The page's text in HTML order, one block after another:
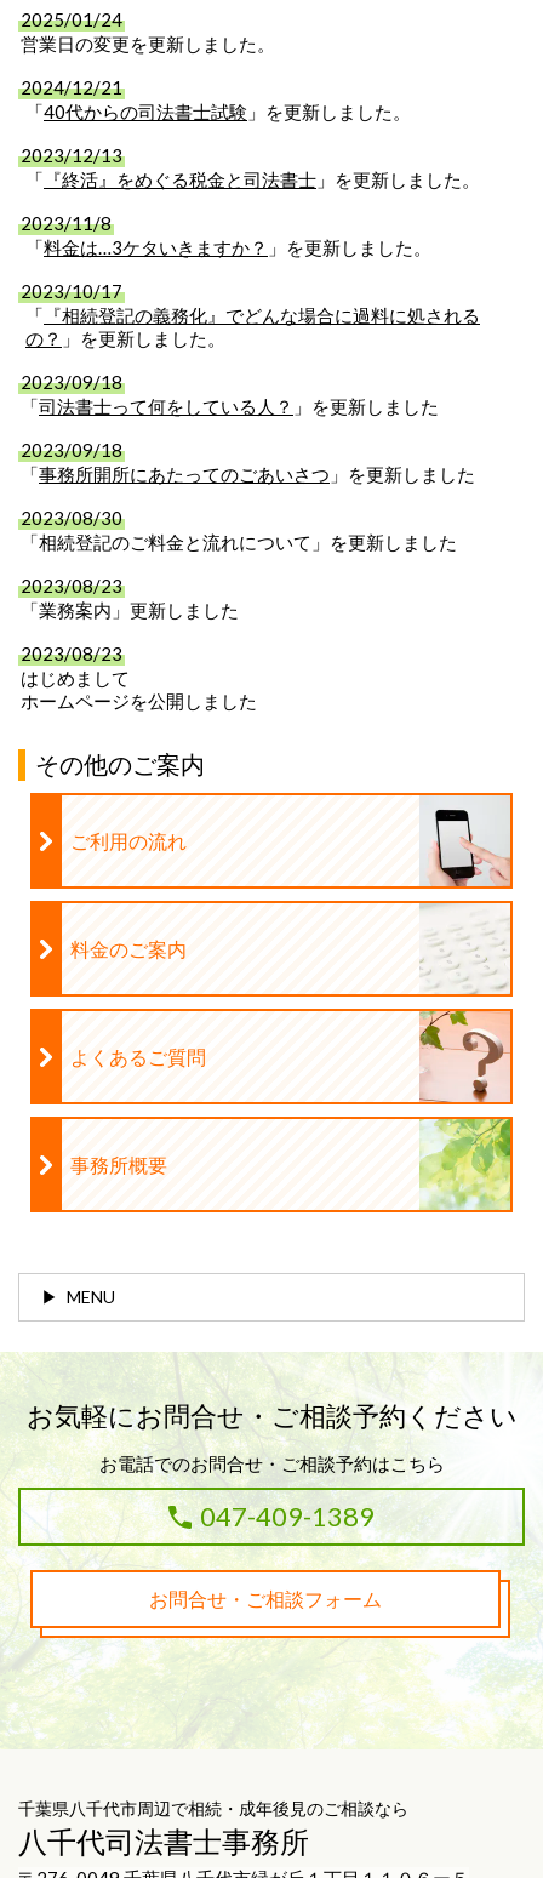
2025/01/24
営業日の変更を更新しました。
2024/12/21
「40代からの司法書士試験 」を更新しました。
2023/12/13
「 『終活』をめぐる税金と司法書士 」を更新しました。
2023/11/8
「料金は…3ケタいきますか？ 」を更新しました。
2023/10/17
「 『相続登記の義務化』でどんな場合に過料に処される
の？ 」を更新しました。
2023/09/18
「司法書士って何をしている人？ 」を更新しました
2023/09/18
「事務所開所にあたってのごあいさつ 」を更新しました
2023/08/30
「相続登記のご料金と流れについて」を更新しました
2023/08/23
「業務案内」更新しました
2023/08/23
はじめまして
ホームページを公開しました
その他のご案内
ご利用の流れ
料金のご案内
よくあるご質問
事務所概要
MENU
お気軽にお問合せ・ご相談予約ください
お電話でのお問合せ・ご相談予約はこちら
047-409-1389
お問合せ・ご相談フォーム
千葉県八千代市周辺で相続・成年後見のご相談なら
八千代司法書士事務所